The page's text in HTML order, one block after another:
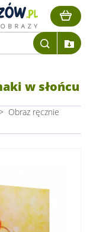
w słońcu
Obraz ręcznie